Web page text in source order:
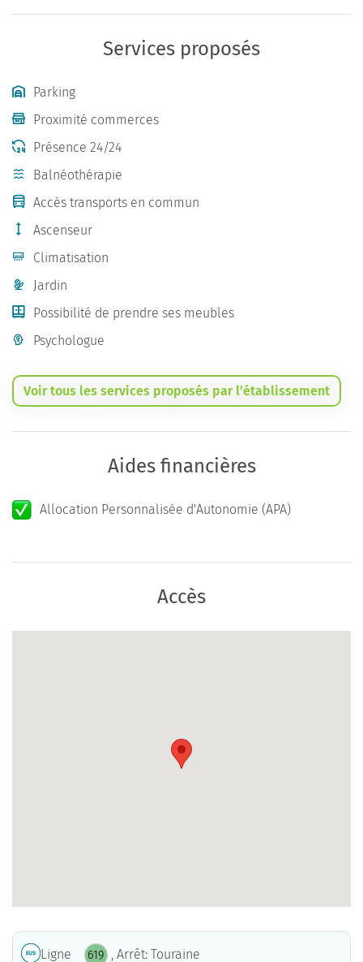
Services proposés
Parking
Proximité commerces
Présence 24/24
Balnéothérapie
Accès transports en commun
Ascenseur
Climatisation
Jardin
Possibilité de prendre ses meubles
Psychologue
Voir tous les services proposés par l’établissement
Aides financières
Allocation Personnalisée d'Autonomie (APA)
Accès
Ligne 619 , Arrêt: Touraine